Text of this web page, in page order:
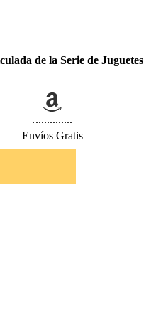
de la Serie de Juguetes
Envíos Gratis